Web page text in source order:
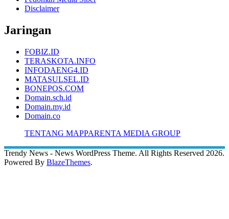
Disclaimer
Jaringan
FOBIZ.ID
TERASKOTA.INFO
INFODAENG4.ID
MATASULSEL.ID
BONEPOS.COM
Domain.sch.id
Domain.my.id
Domain.co
TENTANG MAPPARENTA MEDIA GROUP
Trendy News - News WordPress Theme. All Rights Reserved 2026.
Powered By BlazeThemes.